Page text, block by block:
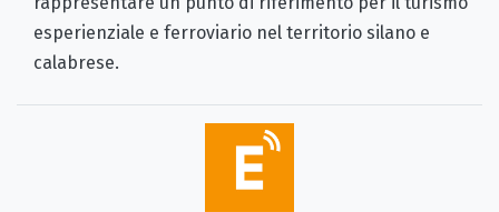
esperienziale e ferroviario nel territorio silano e
calabrese.